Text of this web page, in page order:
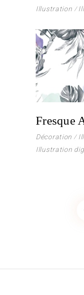
Illustration
Fresque
Décoration
Illustration